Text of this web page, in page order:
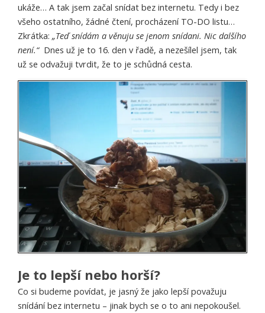
ukáže… A tak jsem začal snídat bez internetu. Tedy i bez
všeho ostatního, žádné čtení, procházení TO-DO listu…
Zkrátka: „Teď snídám a věnuju se jenom snídani. Nic dalšího
není.“Dnes už je to 16. den v řadě, a nezešílel jsem, tak
už se odvažuji tvrdit, že to je schůdná cesta.
Je to lepší nebo horší?
Co si budeme povídat, je jasný že jako lepší považuju
snídání bez internetu – jinak bych se o to ani nepokoušel.